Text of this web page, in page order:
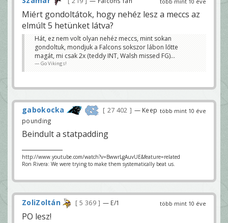
Miért gondoltátok, hogy nehéz lesz a meccs az
elmúlt 5 hetünket látva?
Hát, ez nem volt olyan nehéz meccs, mint sokan
gondoltuk, mondjuk a Falcons sokszor lábon lőtte
magát, mi csak 2x (teddy INT, Walsh missed FG)...
Go Vikings!
több mint 10 éve
gabokocka 27 402
— Keep
pounding
Beindult a statpadding
http://www.youtube.com/watch?v=BwwrLgAuvUE&feature=related
Ron Rivera: We were trying to make them systematically beat us.
több mint 10 éve
ZoliZoltán 5 369 — E/1
PO lesz!